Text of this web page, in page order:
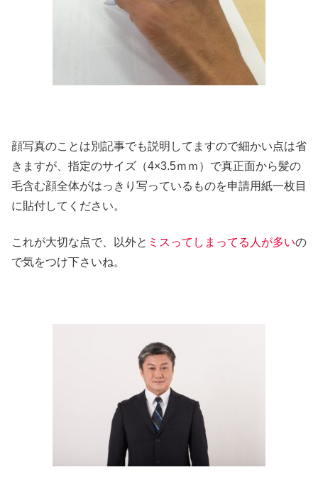
顔写真のことは別記事でも説明してますので細かい点は省
きますが、指定のサイズ（4×3.5ｍｍ）で真正面から髪の
毛含む顔全体がはっきり写っているものを申請用紙一枚目
に貼付してください。
これが大切な点で、以外と ミスってしまってる人が多いの
で気をつけ下さいね。